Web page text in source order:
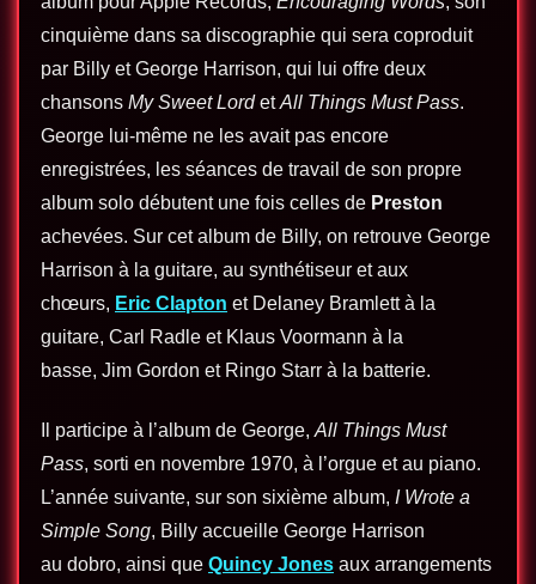
cinquième dans sa discographie qui sera coproduit
par Billy et George Harrison, qui lui offre deux
chansons My Sweet LordetAll Things Must Pass.
George lui-même ne les avait pas encore
enregistrées, les séances de travail de son propre
album solo débutent une fois celles de Preston
achevées. Sur cet album de Billy, on retrouve George
Harrison à la guitare, au synthétiseur et aux
chœurs, Eric Clapton et Delaney Bramlett à la
guitare, Carl Radle et Klaus Voormann à la
basse, Jim Gordon et Ringo Starr à la batterie.
Il participe à l’album de George, All Things Must
Pass, sorti en novembre 1970, à l’orgue et au piano.
L’année suivante, sur son sixième album, I Wrote a
Simple Song, Billy accueille George Harrison
au dobro, ainsi que Quincy Jones aux arrangements